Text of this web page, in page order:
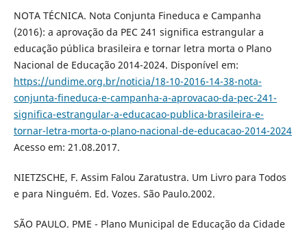
NOTA TÉCNICA. Nota Conjunta Fineduca e Campanha
(2016): a aprovação da PEC 241 significa estrangular a
educação pública brasileira e tornar letra morta o Plano
Nacional de Educação 2014-2024. Disponível em:
https://undime.org.br/noticia/18-10-2016-14-38-nota-
conjunta-fineduca-e-campanha-a-aprovacao-da-pec-241-
significa-estrangular-a-educacao-publica-brasileira-e-
tornar-letra-morta-o-plano-nacional-de-educacao-2014-2024
Acesso em: 21.08.2017.
NIETZSCHE, F. Assim Falou Zaratustra. Um Livro para Todos
e para Ninguém. Ed. Vozes. São Paulo.2002.
SÃO PAULO. PME - Plano Municipal de Educação da Cidade